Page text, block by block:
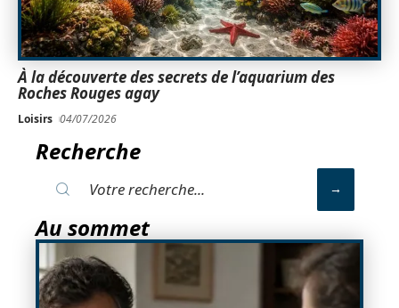
À la découverte des secrets de l’aquarium des
Roches Rouges agay
Loisirs 04/07/2026
Recherche
Au sommet